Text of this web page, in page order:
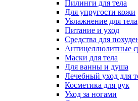
Пилинги для тела
Для упругости кожи
Увлажнение для тела
Питание и уход
Средства для
Антицеллюлитные
Маски для тела
Для ванны и душа
Лечебный уход для
Косметика для рук
Уход за ногами